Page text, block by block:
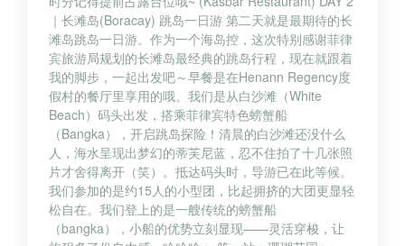
｜长滩岛(Boracay) 跳岛一日游 第二天就是最期待的长
滩岛跳岛一日游。作为一个海岛控，这次特别感谢菲律
宾旅游局规划的长滩岛最经典的跳岛行程，现在就跟着
我的脚步，一起出发吧～早餐是在Henann Regency度
假村的餐厅里享用的哦。我们是从白沙滩（White
Beach）码头出发，搭乘菲律宾特色螃蟹船
（Bangka），开启跳岛探险！清晨的白沙滩还没什么
人，海水呈现出梦幻的蒂芙尼蓝，忍不住拍了十几张照
片才舍得离开（笑）。抵达码头时，导游已在此等候。
我们参加的是约15人的小型团，比起拥挤的大团更显轻
松自在。我们登上的是一艘传统的螃蟹船
（bangka），小船的优势立刻显现——灵活穿梭，让